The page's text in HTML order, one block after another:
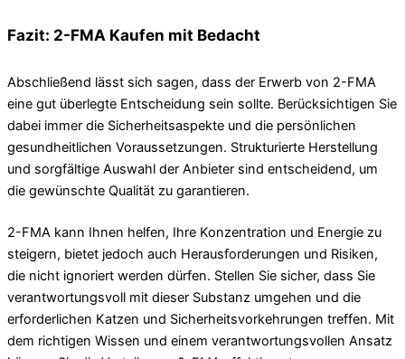
Fazit: 2-FMA Kaufen mit Bedacht
Abschließend lässt sich sagen, dass der Erwerb von 2-FMA
eine gut überlegte Entscheidung sein sollte. Berücksichtigen Sie
dabei immer die Sicherheitsaspekte und die persönlichen
gesundheitlichen Voraussetzungen. Strukturierte Herstellung
und sorgfältige Auswahl der Anbieter sind entscheidend, um
die gewünschte Qualität zu garantieren.
2-FMA kann Ihnen helfen, Ihre Konzentration und Energie zu
steigern, bietet jedoch auch Herausforderungen und Risiken,
die nicht ignoriert werden dürfen. Stellen Sie sicher, dass Sie
verantwortungsvoll mit dieser Substanz umgehen und die
erforderlichen Katzen und Sicherheitsvorkehrungen treffen. Mit
dem richtigen Wissen und einem verantwortungsvollen Ansatz